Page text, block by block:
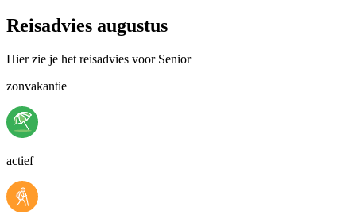
Reisadvies augustus
Hier zie je het reisadvies voor Senior
zonvakantie
actief